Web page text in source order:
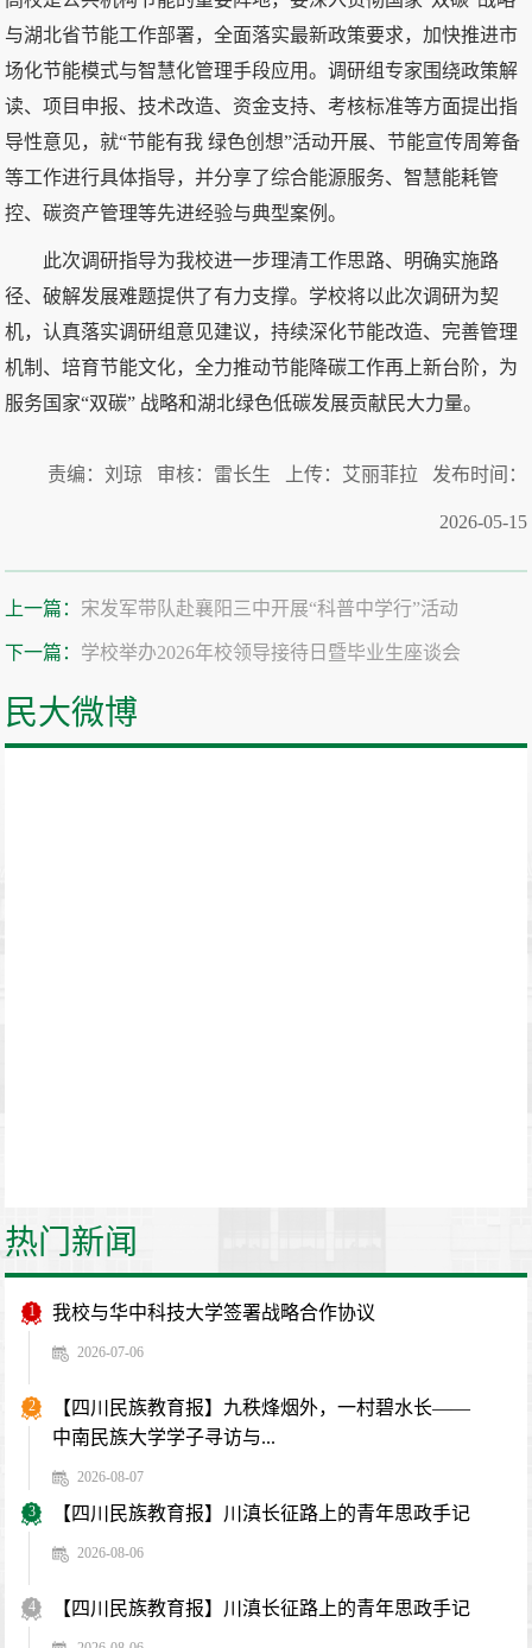
与湖北省节能工作部署，全面落实最新政策要求，加快推进市
场化节能模式与智慧化管理手段应用。调研组专家围绕政策解
读、项目申报、技术改造、资金支持、考核标准等方面提出指
导性意见，就“节能有我 绿色创想”活动开展、节能宣传周筹备
等工作进行具体指导，并分享了综合能源服务、智慧能耗管
控、碳资产管理等先进经验与典型案例。
此次调研指导为我校进一步理清工作思路、明确实施路
径、破解发展难题提供了有力支撑。学校将以此次调研为契
机，认真落实调研组意见建议，持续深化节能改造、完善管理
机制、培育节能文化，全力推动节能降碳工作再上新台阶，为
服务国家“双碳” 战略和湖北绿色低碳发展贡献民大力量。
责编：刘琼 审核：雷长生 上传：艾丽菲拉 发布时间：
2026-05-15
上一篇： 宋发军带队赴襄阳三中开展“科普中学行”活动
下一篇： 学校举办2026年校领导接待日暨毕业生座谈会
民大微博
热门新闻
1 我校与华中科技大学签署战略合作协议
2026-07-06
2
【四川民族教育报】九秩烽烟外，一村碧水长——
中南民族大学学子寻访与...
2026-08-07
3 【四川民族教育报】川滇长征路上的青年思政手记
2026-08-06
4 【四川民族教育报】川滇长征路上的青年思政手记